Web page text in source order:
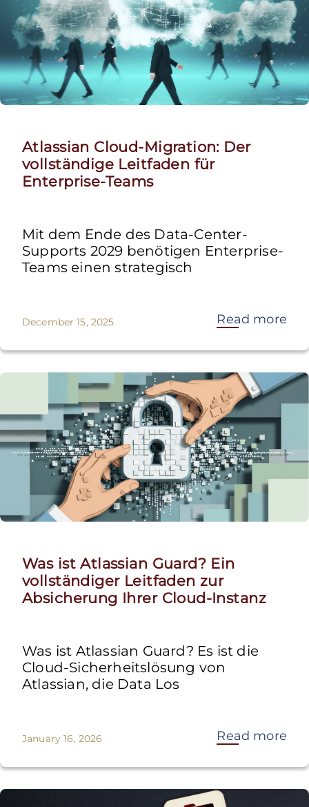
Atlassian Cloud-Migration: Der
vollständige Leitfaden für
Enterprise-Teams
Mit dem Ende des Data-Center-
Supports 2029 benötigen Enterprise-
Teams einen strategisch
December 15, 2025 Read more
Was ist Atlassian Guard? Ein
vollständiger Leitfaden zur
Absicherung Ihrer Cloud-Instanz
Was ist Atlassian Guard? Es ist die
Cloud-Sicherheitslösung von
Atlassian, die Data Los
January 16, 2026 Read more